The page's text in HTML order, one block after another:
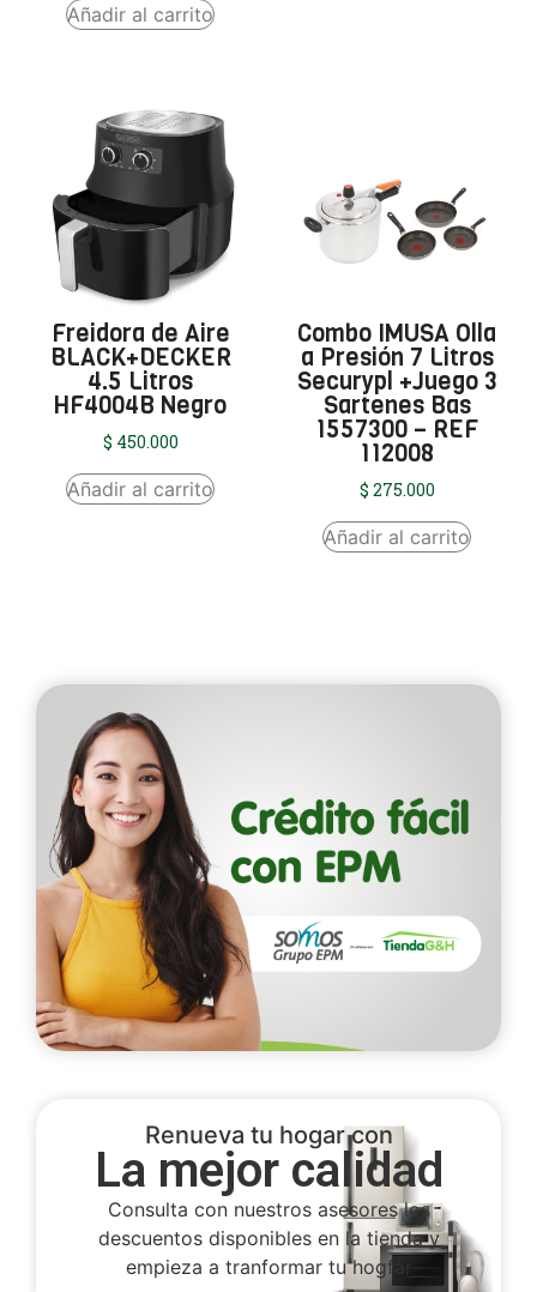
Añadir al carrito
Freidora de Aire
BLACK+DECKER
4.5 Litros
HF4004B Negro
$ 450.000
Añadir al carrito
Combo IMUSA Olla
a Presión 7 Litros
Securypl +Juego 3
Sartenes Bas
1557300 – REF
112008
$ 275.000
Añadir al carrito
Renueva tu hogar con
La mejor calidad
Consulta con nuestros asesores los
descuentos disponibles en la tienda y
empieza a tranformar tu hogfar